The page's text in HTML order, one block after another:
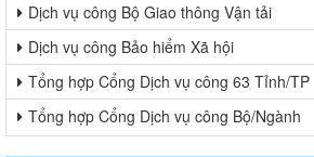
Dịch vụ công Bộ Giao thông Vận tải
Dịch vụ công Bảo hiểm Xã hội
Tổng hợp Cổng Dịch vụ công 63 Tỉnh/TP
Tổng hợp Cổng Dịch vụ công Bộ/Ngành